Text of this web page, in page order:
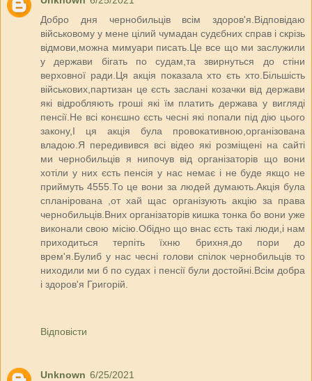
Добро дня чернобильців всім здоров'я.Відповідаю
військовому у мене цілий чумадан судєбних справ і скрізь
відмови,можна мимуари писать.Це все що ми заслужили
у держави бігать по судам,та звирнуться до стіни
верховної ради.Ця акція показала хто єть хто.Більшість
військових,партизан це єсть заслані козачки від держави
які відробляють гроші які їм платить держава у вигляді
пенсії.Не всі конєшно єсть чесні які попали під дію цього
закону,І ця акція була провокативною,організована
владою.Я передивився всі відео які розміщені на сайті
ми чернобильців я нипочув від організаторів що вони
хотіли у них єсть пенсія у нас немає і не буде якщо не
приймуть 4555.То це вони за людей думають.Акція була
спланірована ,от хай щас організують акцію за права
чернобильців.Вних організаторів кишка тонка бо вони уже
виконали свою місію.Обідно що внас єсть такі люди,і нам
приходиться терпіть їхню брихня,до пори до
врем'я.Булиб у нас чесні голови спілок чернобильців то
ниходили ми б по судах і пенсії були достойні.Всім добра
і здоров'я Григорій.
Відповісти
Unknown 6/25/2021